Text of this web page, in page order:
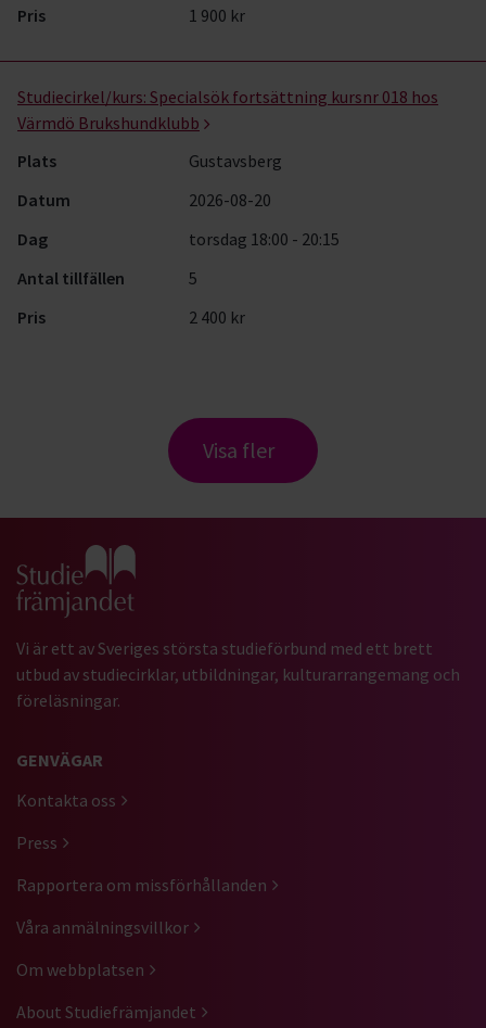
Pris
1 900 kr
Studiecirkel/kurs: Specialsök fortsättning kursnr 018 hos
Värmdö Brukshundklubb
Plats
Gustavsberg
Datum
2026-08-20
Dag
torsdag 18:00 - 20:15
Antal tillfällen
5
Pris
2 400 kr
Visa fler
Gå till studiefrämjandets startsida
Vi är ett av Sveriges största studieförbund med ett brett
utbud av studiecirklar, utbildningar, kulturarrangemang och
föreläsningar.
GENVÄGAR
Kontakta oss
Press
Rapportera om missförhållanden
Våra anmälningsvillkor
Om webbplatsen
About Studiefrämjandet